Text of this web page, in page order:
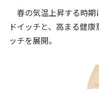
春の気温上昇する時期
ドイッチと、高まる健
ッチを展開。